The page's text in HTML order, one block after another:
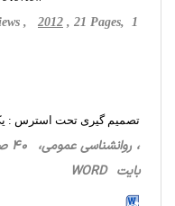
, 2012 , 21 Pages, 1
تصمیم گیری تحت استرس :
بایت WORD